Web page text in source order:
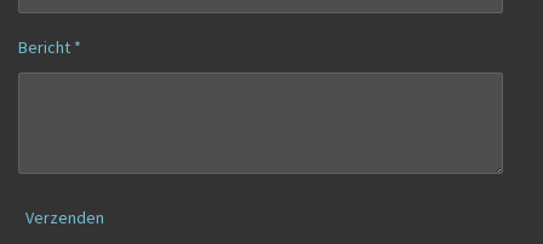
Bericht *
Verzenden